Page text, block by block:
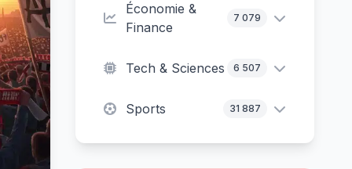
Économie &
Finance
7 079
Tech & Sciences 6 507
Sports 31 887